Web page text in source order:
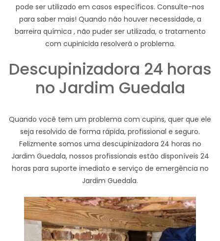
pode ser utilizado em casos específicos. Consulte-nos
para saber mais! Quando não houver necessidade, a
barreira química , não puder ser utilizada, o tratamento
com cupinicida resolverá o problema.
Descupinizadora 24 horas
no Jardim Guedala
Quando você tem um problema com cupins, quer que ele
seja resolvido de forma rápida, profissional e seguro.
Felizmente somos uma descupinizadora 24 horas no
Jardim Guedala, nossos profissionais estão disponíveis 24
horas para suporte imediato e serviço de emergência no
Jardim Guedala.